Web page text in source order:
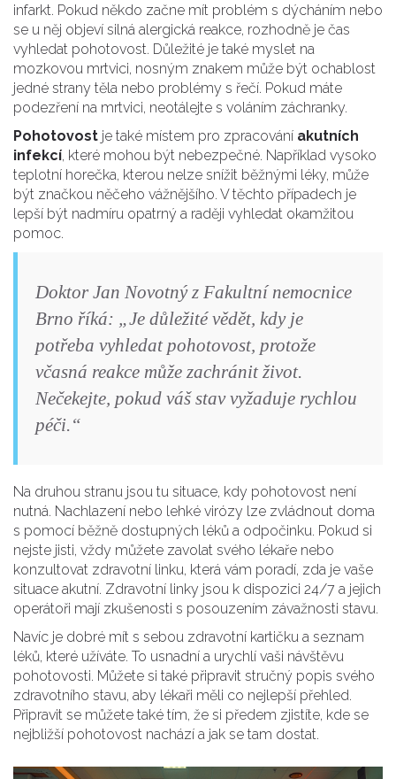
infarkt. Pokud někdo začne mít problém s dýcháním nebo
se u něj objeví silná alergická reakce, rozhodně je čas
vyhledat pohotovost. Důležité je také myslet na
mozkovou mrtvici, nosným znakem může být ochablost
jedné strany těla nebo problémy s řečí. Pokud máte
podezření na mrtvici, neotálejte s voláním záchranky.
Pohotovost je také místem pro zpracování akutních
infekcí, které mohou být nebezpečné. Například vysoko
teplotní horečka, kterou nelze snížit běžnými léky, může
být značkou něčeho vážnějšího. V těchto případech je
lepší být nadmíru opatrný a raději vyhledat okamžitou
pomoc.
Doktor Jan Novotný z Fakultní nemocnice
Brno říká: „Je důležité vědět, kdy je
potřeba vyhledat pohotovost, protože
včasná reakce může zachránit život.
Nečekejte, pokud váš stav vyžaduje rychlou
péči.“
Na druhou stranu jsou tu situace, kdy pohotovost není
nutná. Nachlazení nebo lehké virózy lze zvládnout doma
s pomocí běžně dostupných léků a odpočinku. Pokud si
nejste jisti, vždy můžete zavolat svého lékaře nebo
konzultovat zdravotní linku, která vám poradí, zda je vaše
situace akutní. Zdravotní linky jsou k dispozici 24/7 a jejich
operátoři mají zkušenosti s posouzením závažnosti stavu.
Navíc je dobré mít s sebou zdravotní kartičku a seznam
léků, které užíváte. To usnadní a urychlí vaši návštěvu
pohotovosti. Můžete si také připravit stručný popis svého
zdravotního stavu, aby lékaři měli co nejlepší přehled.
Připravit se můžete také tím, že si předem zjistíte, kde se
nejbližší pohotovost nachází a jak se tam dostat.